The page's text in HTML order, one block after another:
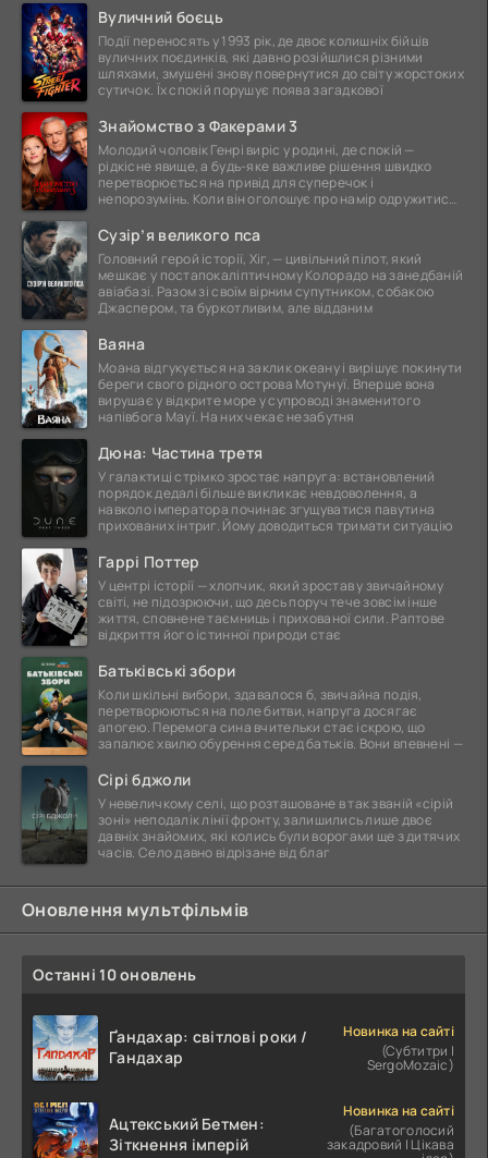
Вуличний боєць
Події переносять у 1993 рік, де двоє колишніх бійців
вуличних поєдинків, які давно розійшлися різними
шляхами, змушені знову повернутися до світу жорстоких
сутичок. Їх спокій порушує поява загадкової
Знайомство з Факерами 3
Молодий чоловік Генрі виріс у родині, де спокій —
рідкісне явище, а будь-яке важливе рішення швидко
перетворюється на привід для суперечок і
непорозумінь. Коли він оголошує про намір одружитися,
Сузір’я великого пса
Головний герой історії, Хіг, — цивільний пілот, який
мешкає у постапокаліптичному Колорадо на занедбаній
авіабазі. Разом зі своїм вірним супутником, собакою
Джаспером, та буркотливим, але відданим
Ваяна
Моана відгукується на заклик океану і вирішує покинути
береги свого рідного острова Мотунуї. Вперше вона
вирушає у відкрите море у супроводі знаменитого
напівбога Мауї. На них чекає незабутня
Дюна: Частина третя
У галактиці стрімко зростає напруга: встановлений
порядок дедалі більше викликає невдоволення, а
навколо імператора починає згущуватися павутина
прихованих інтриг. Йому доводиться тримати ситуацію
Гаррі Поттер
У центрі історії — хлопчик, який зростав у звичайному
світі, не підозрюючи, що десь поруч тече зовсім інше
життя, сповнене таємниць і прихованої сили. Раптове
відкриття його істинної природи стає
Батьківські збори
Коли шкільні вибори, здавалося б, звичайна подія,
перетворюються на поле битви, напруга досягає
апогею. Перемога сина вчительки стає іскрою, що
запалює хвилю обурення серед батьків. Вони впевнені —
Сірі бджоли
У невеличкому селі, що розташоване в так званій «сірій
зоні» неподалік лінії фронту, залишились лише двоє
давніх знайомих, які колись були ворогами ще з дитячих
часів. Село давно відрізане від благ
Оновлення мультфільмів
Останні 10 оновлень
Ґандахар: світлові роки /
Гандахар
Новинка на сайті
(Субтитри |
SergoMozaic)
Ацтекський Бетмен:
Зіткнення імперій
Новинка на сайті
(Багатоголосий
закадровий | Цікава